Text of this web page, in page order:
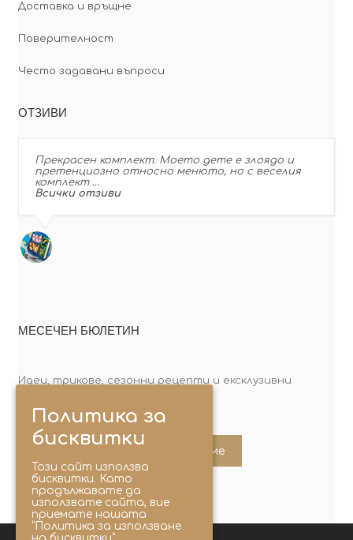
Доставка и връщне
Поверителност
Често задавани въпроси
ОТЗИВИ
Прекрасен комплект. Моето дете е злоядо и
претенциозно относно менюто, но с веселия
комплект …
Всички отзиви
МЕСЕЧЕН БЮЛЕТИН
Идеи, трикове, сезонни рецепти и ексклузивни
Абонирайте ме
Политика за
бисквитки
Този сайт използва
бисквитки. Като
продължавате да
използвате сайта, вие
приемате нашата
“Политика за използване